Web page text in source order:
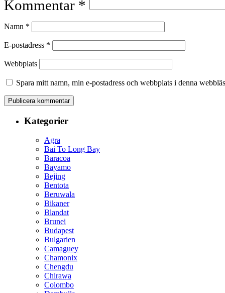
Kommentar *
Namn *
E-postadress *
Webbplats
Spara mitt namn, min e-postadress och webbplats i denna
Kategorier
Agra
Bai To Long Bay
Baracoa
Bayamo
Bejing
Bentota
Beruwala
Bikaner
Blandat
Brunei
Budapest
Bulgarien
Camaguey
Chamonix
Chengdu
Chirawa
Colombo